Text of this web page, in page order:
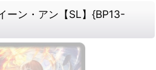
ーン・アン【SL】{BP13-